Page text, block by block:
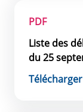
PDF
Liste des
du 25
Télécharger